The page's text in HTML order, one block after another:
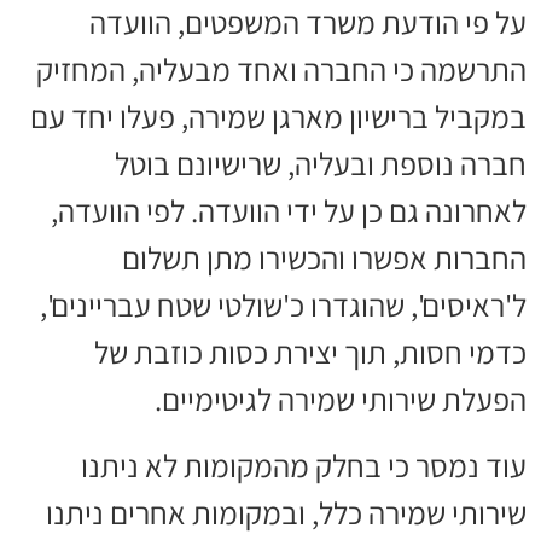
על פי הודעת משרד המשפטים, הוועדה
התרשמה כי החברה ואחד מבעליה, המחזיק
במקביל ברישיון מארגן שמירה, פעלו יחד עם
חברה נוספת ובעליה, שרישיונם בוטל
לאחרונה גם כן על ידי הוועדה. לפי הוועדה,
החברות אפשרו והכשירו מתן תשלום
ל'ראיסים', שהוגדרו כ'שולטי שטח עבריינים',
כדמי חסות, תוך יצירת כסות כוזבת של
הפעלת שירותי שמירה לגיטימיים.
עוד נמסר כי בחלק מהמקומות לא ניתנו
שירותי שמירה כלל, ובמקומות אחרים ניתנו